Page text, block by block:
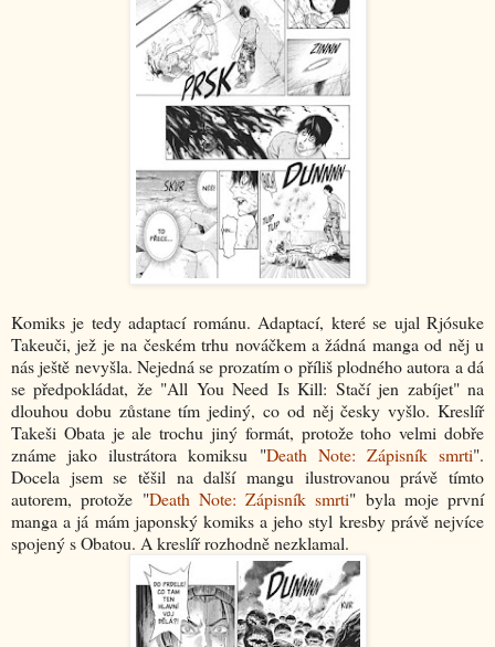
Komiks je tedy adaptací románu. Adaptací, které se ujal Rjósuke
Takeuči, jež je na českém trhu nováčkem a žádná manga od něj u
nás ještě nevyšla. Nejedná se prozatím o příliš plodného autora a dá
se předpokládat, že "All You Need Is Kill: Stačí jen zabíjet" na
dlouhou dobu zůstane tím jediný, co od něj česky vyšlo. Kreslíř
Takeši Obata je ale trochu jiný formát, protože toho velmi dobře
známe jako ilustrátora komiksu "Death Note: Zápisník smrti".
Docela jsem se těšil na další mangu ilustrovanou právě tímto
autorem, protože "Death Note: Zápisník smrti" byla moje první
manga a já mám japonský komiks a jeho styl kresby právě nejvíce
spojený s Obatou. A kreslíř rozhodně nezklamal.